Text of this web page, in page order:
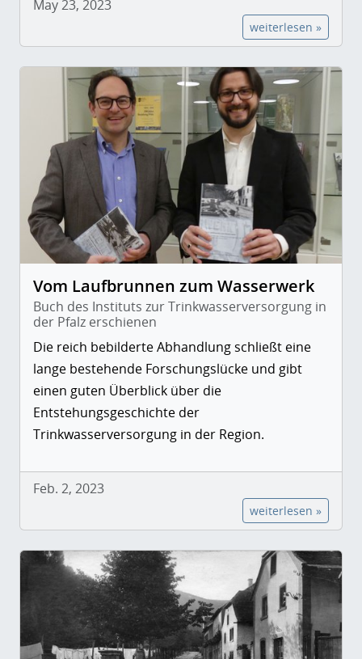
May 23, 2023
weiterlesen »
Vom Laufbrunnen zum Wasserwerk
Buch des Instituts zur Trinkwasserversorgung in
der Pfalz erschienen
Die reich bebilderte Abhandlung schließt eine
lange bestehende Forschungslücke und gibt
einen guten Überblick über die
Entstehungsgeschichte der
Trinkwasserversorgung in der Region.
Feb. 2, 2023
weiterlesen »